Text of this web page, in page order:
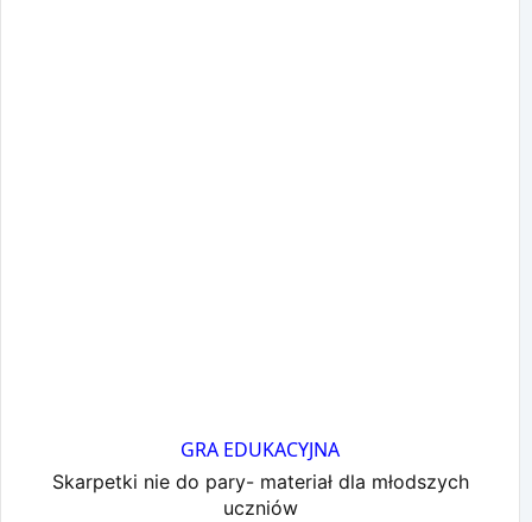
GRA EDUKACYJNA
Skarpetki nie do pary- materiał dla młodszych
uczniów